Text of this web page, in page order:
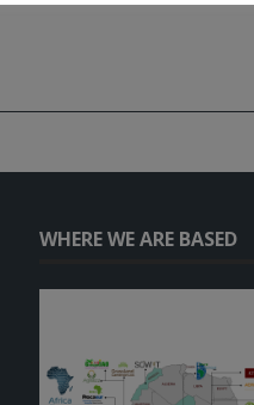
WHERE WE ARE BASED